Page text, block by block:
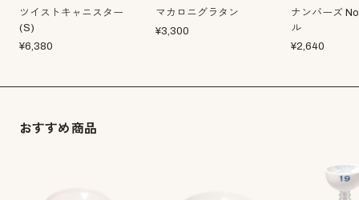
ツイストキャニスター
(S)
¥6,380
マカロニグラタン
¥3,300
ナンバーズ
ル
¥2,640
おすすめ商品